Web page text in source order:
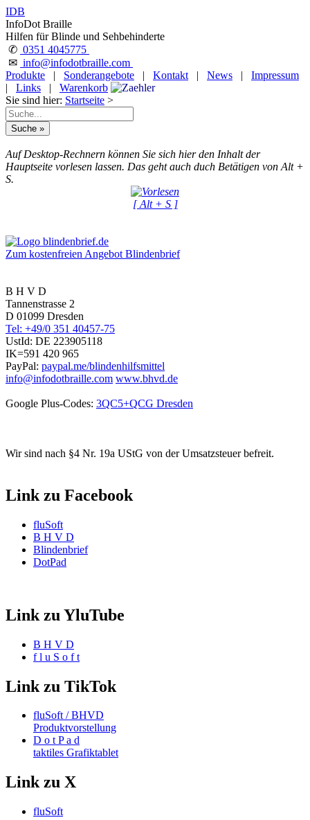
IDB
InfoDot Braille
Hilfen für Blinde und Sehbehinderte
✆ 0351 4045775
✉ info@infodotbraille.com
Produkte
| Sonderangebote | Kontakt | News |
Impressum
|
Links |
Warenkorb
Sie sind hier: Startseite >
Auf Desktop-Rechnern können Sie sich hier den Inhalt der
Hauptseite vorlesen lassen. Das geht auch duch Betätigen von Alt +
S.
[ Alt + S ]
Zum kostenfreien Angebot Blindenbrief
B H V D
Tannenstrasse 2
D 01099 Dresden
Tel: +49/0 351 40457-75
UstId: DE 223905118
IK=591 420 965
PayPal: paypal.me/blindenhilfsmittel
info@infodotbraille.com www.bhvd.de
Google Plus-Codes: 3QC5+QCG Dresden
Wir sind nach §4 Nr. 19a UStG von der Umsatzsteuer befreit.
Link zu Facebook
fluSoft
B H V D
Blindenbrief
DotPad
Link zu YluTube
B H V D
f l u S o f t
Link zu TikTok
fluSoft / BHVD
Produktvorstellung
D o t P a d
taktiles Grafiktablet
Link zu X
fluSoft